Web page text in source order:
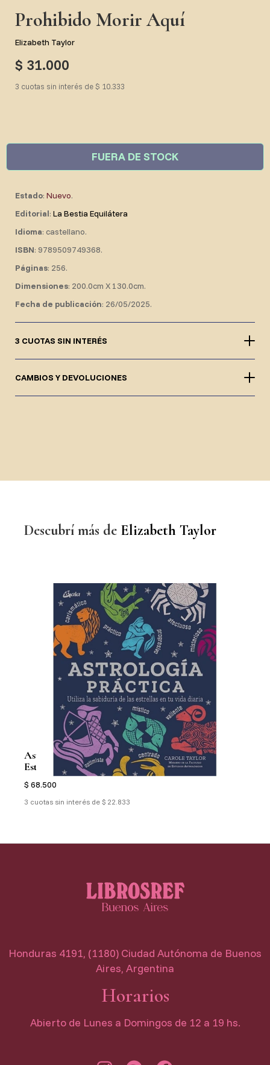
Prohibido Morir Aquí
Elizabeth Taylor
$ 31.000
3 cuotas sin interés de $ 10.333
FUERA DE STOCK
Estado: Nuevo.
Editorial: La Bestia Equilátera
Idioma: castellano.
ISBN: 9789509749368.
Páginas: 256.
Dimensiones: 200.0cm X 130.0cm.
Fecha de publicación: 26/05/2025.
3 CUOTAS SIN INTERÉS
CAMBIOS Y DEVOLUCIONES
Descubrí más de Elizabeth Taylor
Astrología Práctica. Utiliza La Sabiduría De Las
Estrellas En Tu Vida Diari
$ 68.500
3 cuotas sin interés de $ 22.833
Honduras 4191, (1180) Ciudad Autónoma de Buenos
Aires, Argentina
Horarios
Abierto de Lunes a Domingos de 12 a 19 hs.